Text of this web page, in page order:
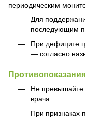
периодическим
Для
последующим
При дефиците
— согласно
Не превышайте
врача.
При признаках